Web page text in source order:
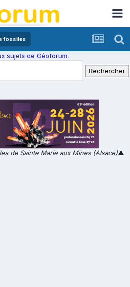
fossiles
sujets de Géoforum.
de Sainte Marie aux Mines (Alsace)▲